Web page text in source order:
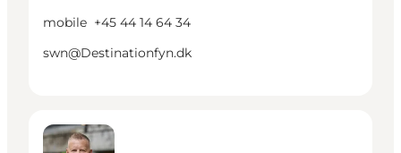
mobile +45 44 14 64 34
swn@Destinationfyn.dk